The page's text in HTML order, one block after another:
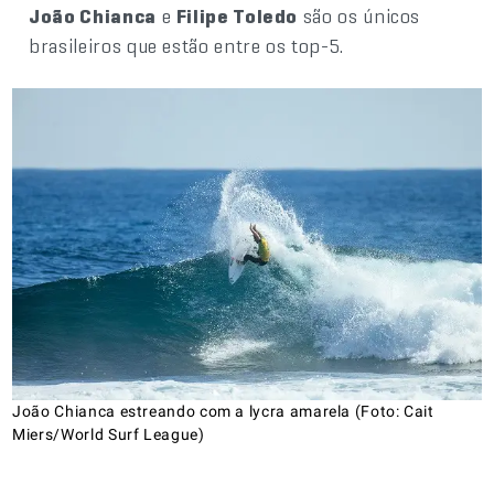
João Chianca e Filipe Toledo são os únicos
brasileiros que estão entre os top-5.
João Chianca estreando com a lycra amarela (Foto: Cait
Miers/World Surf League)